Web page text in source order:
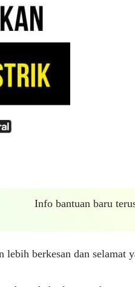
Info bantuan baru
berkesan dan selamat